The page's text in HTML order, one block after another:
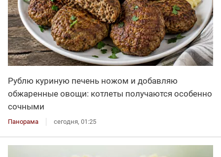
Рублю куриную печень ножом и добавляю
обжаренные овощи: котлеты получаются особенно
сочными
Панорама сегодня, 01:25